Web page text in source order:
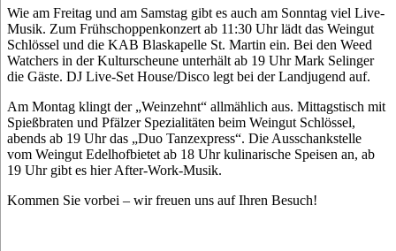
Wie am Freitag und am Samstag gibt es auch am Sonntag viel Live-
Musik. Zum Frühschoppenkonzert ab 11:30 Uhr lädt das Weingut
Schlössel und die KAB Blaskapelle St. Martin ein. Bei den Weed
Watchers in der Kulturscheune unterhält ab 19 Uhr Mark Selinger
die Gäste. DJ Live-Set House/Disco legt bei der Landjugend auf.
Am Montag klingt der „Weinzehnt“ allmählich aus. Mittagstisch mit
Spießbraten und Pfälzer Spezialitäten beim Weingut Schlössel,
abends ab 19 Uhr das „Duo Tanzexpress“. Die Ausschankstelle
vom Weingut Edelhofbietet ab 18 Uhr kulinarische Speisen an, ab
19 Uhr gibt es hier After-Work-Musik.
Kommen Sie vorbei – wir freuen uns auf Ihren Besuch!